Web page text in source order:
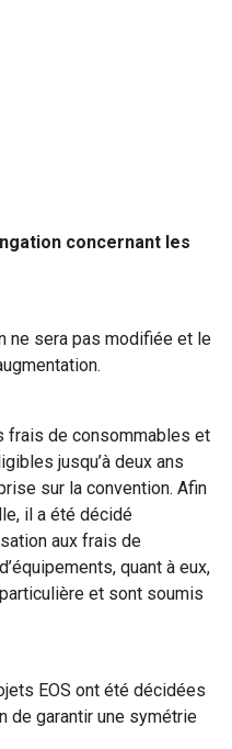
concernant les
ne sera pas modifiée et le
frais de consommables et
jusqu’à deux ans
sur la convention. Afin
il a été décidé
aux frais de
quant à eux,
et sont soumis
EOS ont été décidées
de garantir une symétrie